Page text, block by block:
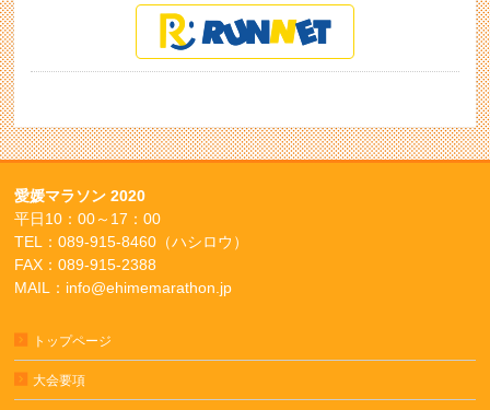
愛媛マラソン 2020
平日10：00～17：00
TEL：089-915-8460（ハシロウ）
FAX：089-915-2388
MAIL：info@ehimemarathon.jp
トップページ
大会要項